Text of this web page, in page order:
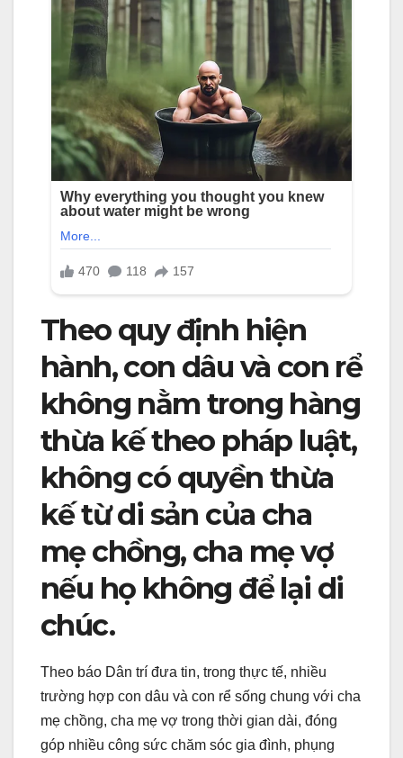
Theo quy định hiện
hành, con dâu và con rể
không nằm trong hàng
thừa kế theo pháp luật,
không có quyền thừa
kế từ di sản của cha
mẹ chồng, cha mẹ vợ
nếu họ không để lại di
chúc.
Theo báo Dân trí đưa tin, trong thực tế, nhiều
trường hợp con dâu và con rể sống chung với cha
mẹ chồng, cha mẹ vợ trong thời gian dài, đóng
góp nhiều công sức chăm sóc gia đình, phụng